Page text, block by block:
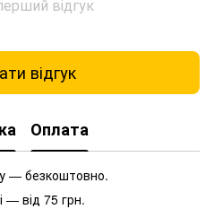
відгук
відгук
Оплата
— безкоштовно.
— від 75 грн.